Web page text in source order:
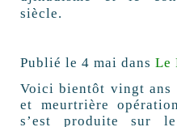
siècle.
Publié le 4 mai dans Le
Voici bientôt vingt ans
et meurtrière
s’est produite sur